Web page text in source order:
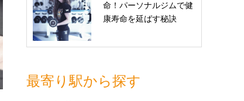
命！パーソナルジムで健
康寿命を延ばす秘訣
最寄り駅から探す